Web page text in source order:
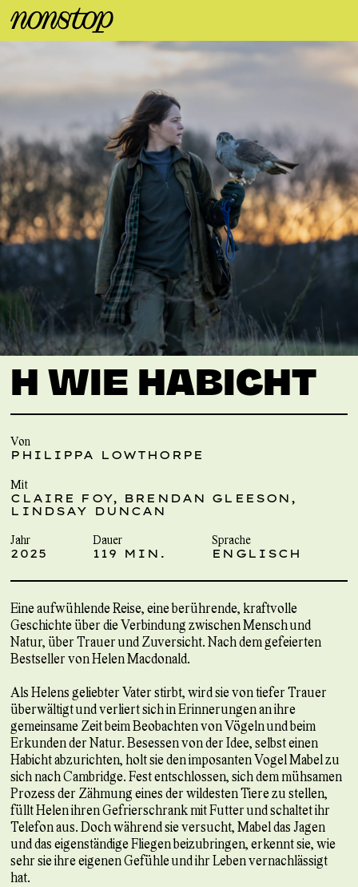
H WIE HABICHT
Von
PHILIPPA LOWTHORPE
Mit
CLAIRE FOY, BRENDAN GLEESON,
LINDSAY DUNCAN
Jahr
2025
Dauer
119 MIN.
Sprache
ENGLISCH
Eine aufwühlende Reise, eine berührende, kraftvolle
Geschichte über die Verbindung zwischen Mensch und
Natur, über Trauer und Zuversicht. Nach dem gefeierten
Bestseller von Helen Macdonald.
Als Helens geliebter Vater stirbt, wird sie von tiefer Trauer
überwältigt und verliert sich in Erinnerungen an ihre
gemeinsame Zeit beim Beobachten von Vögeln und beim
Erkunden der Natur. Besessen von der Idee, selbst einen
Habicht abzurichten, holt sie den imposanten Vogel Mabel zu
sich nach Cambridge. Fest entschlossen, sich dem mühsamen
Prozess der Zähmung eines der wildesten Tiere zu stellen,
füllt Helen ihren Gefrierschrank mit Futter und schaltet ihr
Telefon aus. Doch während sie versucht, Mabel das Jagen
und das eigenständige Fliegen beizubringen, erkennt sie, wie
sehr sie ihre eigenen Gefühle und ihr Leben vernachlässigt
hat.